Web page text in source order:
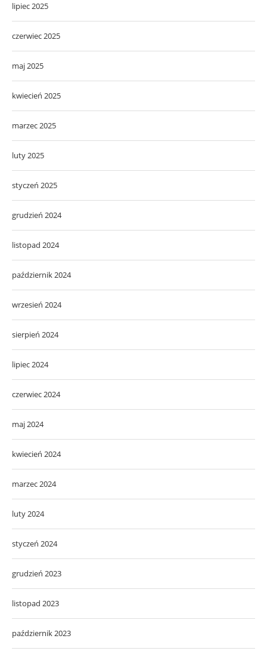
lipiec 2025
czerwiec 2025
maj 2025
kwiecień 2025
marzec 2025
luty 2025
styczeń 2025
grudzień 2024
listopad 2024
październik 2024
wrzesień 2024
sierpień 2024
lipiec 2024
czerwiec 2024
maj 2024
kwiecień 2024
marzec 2024
luty 2024
styczeń 2024
grudzień 2023
listopad 2023
październik 2023